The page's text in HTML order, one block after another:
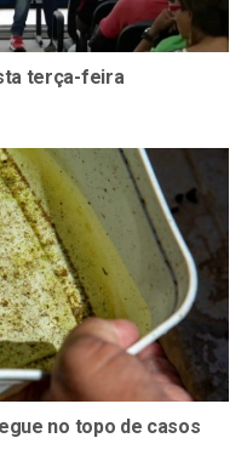
terça-feira
no topo de casos